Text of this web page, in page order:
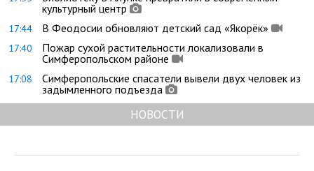
культурный центр
17:44 В Феодосии обновляют детский сад «Якорёк»
17:40
Пожар сухой растительности локализовали в
Симферопольском районе
17:08
Симферопольские спасатели вывели двух человек из
задымленного подъезда
НОВОСТИ